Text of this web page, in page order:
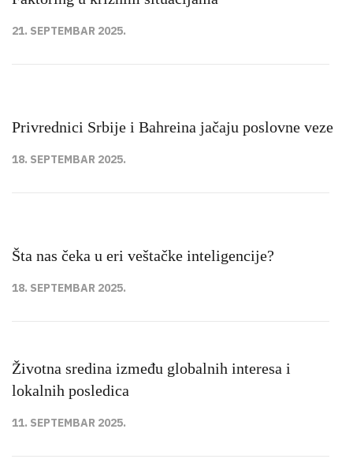
21. SEPTEMBAR 2025.
Privrednici Srbije i Bahreina jačaju poslovne veze
18. SEPTEMBAR 2025.
Šta nas čeka u eri veštačke inteligencije?
18. SEPTEMBAR 2025.
Životna sredina između globalnih interesa i
lokalnih posledica
11. SEPTEMBAR 2025.